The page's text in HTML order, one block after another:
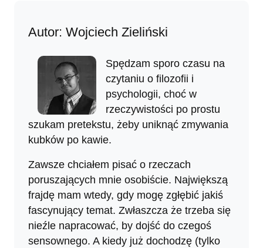
Autor: Wojciech Zieliński
Spędzam sporo czasu na
czytaniu o filozofii i
psychologii, choć w
rzeczywistości po prostu
szukam pretekstu, żeby uniknąć zmywania
kubków po kawie.
Zawsze chciałem pisać o rzeczach
poruszających mnie osobiście. Największą
frajdę mam wtedy, gdy mogę zgłębić jakiś
fascynujący temat. Zwłaszcza że trzeba się
nieźle napracować, by dojść do czegoś
sensownego. A kiedy już dochodzę (tylko